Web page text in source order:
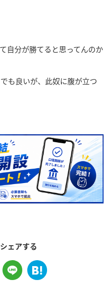
自分が勝てると思ってんのか
も良いが、此奴に腹が立つ
ェアする